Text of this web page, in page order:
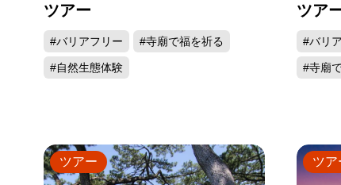
ツアー
#バリアフリー #寺廟で福を祈る
#自然生態体験
ツア
#バリ
#寺廟
ツアー ツア